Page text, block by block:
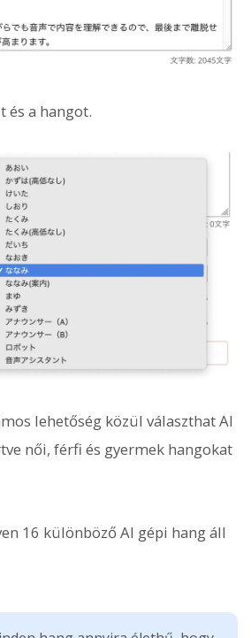
és a hangot.
lehetőség közül választhat AI
női, férfi és gyermek hangokat
16 különböző AI gépi hang áll